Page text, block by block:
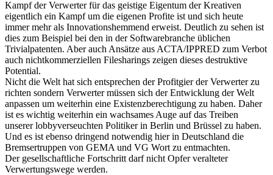
Kampf der Verwerter für das geistige Eigentum der Kreativen
eigentlich ein Kampf um die eigenen Profite ist und sich heute
immer mehr als Innovationshemmend erweist. Deutlich zu sehen ist
dies zum Beispiel bei den in der Softwarebranche üblichen
Trivialpatenten. Aber auch Ansätze aus ACTA/IPPRED zum Verbot
auch nichtkommerziellen Filesharings zeigen dieses destruktive
Potential.
Nicht die Welt hat sich entsprechen der Profitgier der Verwerter zu
richten sondern Verwerter müssen sich der Entwicklung der Welt
anpassen um weiterhin eine Existenzberechtigung zu haben. Daher
ist es wichtig weiterhin ein wachsames Auge auf das Treiben
unserer lobbyverseuchten Politiker in Berlin und Brüssel zu haben.
Und es ist ebenso dringend notwendig hier in Deutschland die
Bremsertruppen von GEMA und VG Wort zu entmachten.
Der gesellschaftliche Fortschritt darf nicht Opfer veralteter
Verwertungswege werden.